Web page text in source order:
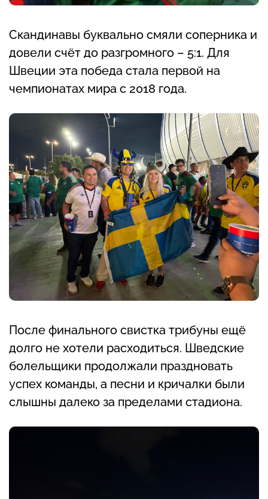
Скандинавы буквально смяли соперника и
довели счёт до разгромного – 5:1. Для
Швеции эта победа стала первой на
чемпионатах мира с 2018 года.
После финального свистка трибуны ещё
долго не хотели расходиться. Шведские
болельщики продолжали праздновать
успех команды, а песни и кричалки были
слышны далеко за пределами стадиона.